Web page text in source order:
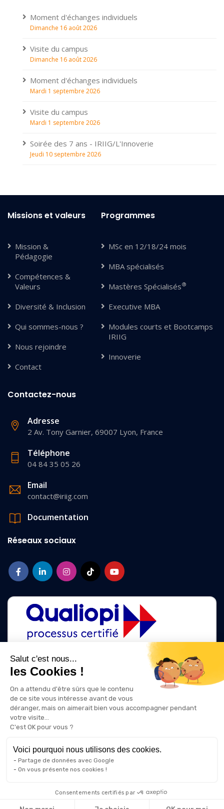
Salut c'est nous...
les Cookies !
On a attendu d'être sûrs que le contenu
de ce site vous intéresse avant de vous
déranger, mais on aimerait bien vous accompagner pendant
votre visite...
C'est OK pour vous ?
Voici pourquoi nous utilisons des cookies.
Partage de données avec Google
On vous présente nos cookies !
Consentements certifiés par
Moment d'échanges individuels
Dimanche 16 août 2026
Visite du campus
Dimanche 16 août 2026
Moment d'échanges individuels
Mardi 1 septembre 2026
Visite du campus
Mardi 1 septembre 2026
Soirée des 7 ans - IRIIG/L'Innoverie
Jeudi 10 septembre 2026
Missions et valeurs
Mission &
Pédagogie
Compétences &
Valeurs
Diversité & Inclusion
Qui sommes-nous ?
Nous rejoindre
Contact
Programmes
MSc en 12/18/24 mois
MBA spécialisés
Mastères Spécialisés®
Executive MBA
Modules courts et Bootcamps
IRIIG
Innoverie
Contactez-nous
Adresse
2 Av. Tony Garnier, 69007 Lyon, France
Téléphone
04 84 35 05 26
Email
contact@iriig.com
Documentation
Réseaux sociaux
La certification qualité a été délivrée au titre des catégories d'action
ACTIONS DE FORMATION
ACTIONS DE FORMATION PAR APPRENTISSAGE